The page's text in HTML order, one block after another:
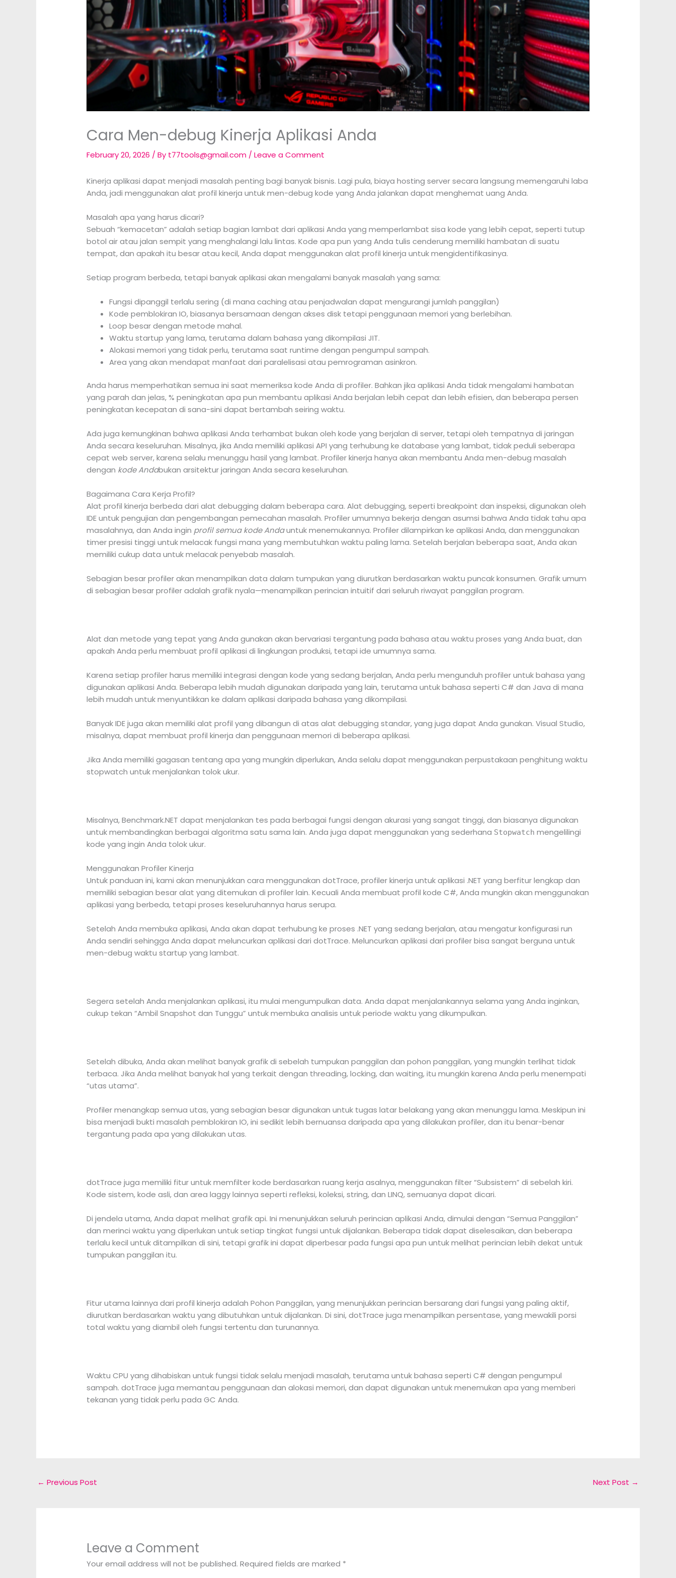
Cara Men-debug Kinerja Aplikasi Anda
February 20, 2026 / By t77tools@gmail.com /Leave a Comment
Kinerja aplikasi dapat menjadi masalah penting bagi banyak bisnis. Lagi pula, biaya hosting server secara langsung memengaruhi laba
Anda, jadi menggunakan alat profil kinerja untuk men-debug kode yang Anda jalankan dapat menghemat uang Anda.
Masalah apa yang harus dicari?
Sebuah “kemacetan” adalah setiap bagian lambat dari aplikasi Anda yang memperlambat sisa kode yang lebih cepat, seperti tutup
botol air atau jalan sempit yang menghalangi lalu lintas. Kode apa pun yang Anda tulis cenderung memiliki hambatan di suatu
tempat, dan apakah itu besar atau kecil, Anda dapat menggunakan alat profil kinerja untuk mengidentifikasinya.
Setiap program berbeda, tetapi banyak aplikasi akan mengalami banyak masalah yang sama:
Fungsi dipanggil terlalu sering (di mana caching atau penjadwalan dapat mengurangi jumlah panggilan)
Kode pemblokiran IO, biasanya bersamaan dengan akses disk tetapi penggunaan memori yang berlebihan.
Loop besar dengan metode mahal.
Waktu startup yang lama, terutama dalam bahasa yang dikompilasi JIT.
Alokasi memori yang tidak perlu, terutama saat runtime dengan pengumpul sampah.
Area yang akan mendapat manfaat dari paralelisasi atau pemrograman asinkron.
Anda harus memperhatikan semua ini saat memeriksa kode Anda di profiler. Bahkan jika aplikasi Anda tidak mengalami hambatan
yang parah dan jelas, % peningkatan apa pun membantu aplikasi Anda berjalan lebih cepat dan lebih efisien, dan beberapa persen
peningkatan kecepatan di sana-sini dapat bertambah seiring waktu.
Ada juga kemungkinan bahwa aplikasi Anda terhambat bukan oleh kode yang berjalan di server, tetapi oleh tempatnya di jaringan
Anda secara keseluruhan. Misalnya, jika Anda memiliki aplikasi API yang terhubung ke database yang lambat, tidak peduli seberapa
cepat web server, karena selalu menunggu hasil yang lambat. Profiler kinerja hanya akan membantu Anda men-debug masalah
dengan kode Andabukan arsitektur jaringan Anda secara keseluruhan.
Bagaimana Cara Kerja Profil?
Alat profil kinerja berbeda dari alat debugging dalam beberapa cara. Alat debugging, seperti breakpoint dan inspeksi, digunakan oleh
IDE untuk pengujian dan pengembangan pemecahan masalah. Profiler umumnya bekerja dengan asumsi bahwa Anda tidak tahu apa
masalahnya, dan Anda ingin profil semua kode Andauntuk menemukannya. Profiler dilampirkan ke aplikasi Anda, dan menggunakan
timer presisi tinggi untuk melacak fungsi mana yang membutuhkan waktu paling lama. Setelah berjalan beberapa saat, Anda akan
memiliki cukup data untuk melacak penyebab masalah.
Sebagian besar profiler akan menampilkan data dalam tumpukan yang diurutkan berdasarkan waktu puncak konsumen. Grafik umum
di sebagian besar profiler adalah grafik nyala—menampilkan perincian intuitif dari seluruh riwayat panggilan program.
Alat dan metode yang tepat yang Anda gunakan akan bervariasi tergantung pada bahasa atau waktu proses yang Anda buat, dan
apakah Anda perlu membuat profil aplikasi di lingkungan produksi, tetapi ide umumnya sama.
Karena setiap profiler harus memiliki integrasi dengan kode yang sedang berjalan, Anda perlu mengunduh profiler untuk bahasa yang
digunakan aplikasi Anda. Beberapa lebih mudah digunakan daripada yang lain, terutama untuk bahasa seperti C# dan Java di mana
lebih mudah untuk menyuntikkan ke dalam aplikasi daripada bahasa yang dikompilasi.
Banyak IDE juga akan memiliki alat profil yang dibangun di atas alat debugging standar, yang juga dapat Anda gunakan. Visual Studio,
misalnya, dapat membuat profil kinerja dan penggunaan memori di beberapa aplikasi.
Jika Anda memiliki gagasan tentang apa yang mungkin diperlukan, Anda selalu dapat menggunakan perpustakaan penghitung waktu
stopwatch untuk menjalankan tolok ukur.
Misalnya, Benchmark.NET dapat menjalankan tes pada berbagai fungsi dengan akurasi yang sangat tinggi, dan biasanya digunakan
untuk membandingkan berbagai algoritma satu sama lain. Anda juga dapat menggunakan yang sederhana Stopwatch mengelilingi
kode yang ingin Anda tolok ukur.
Menggunakan Profiler Kinerja
Untuk panduan ini, kami akan menunjukkan cara menggunakan dotTrace, profiler kinerja untuk aplikasi .NET yang berfitur lengkap dan
memiliki sebagian besar alat yang ditemukan di profiler lain. Kecuali Anda membuat profil kode C#, Anda mungkin akan menggunakan
aplikasi yang berbeda, tetapi proses keseluruhannya harus serupa.
Setelah Anda membuka aplikasi, Anda akan dapat terhubung ke proses .NET yang sedang berjalan, atau mengatur konfigurasi run
Anda sendiri sehingga Anda dapat meluncurkan aplikasi dari dotTrace. Meluncurkan aplikasi dari profiler bisa sangat berguna untuk
men-debug waktu startup yang lambat.
Segera setelah Anda menjalankan aplikasi, itu mulai mengumpulkan data. Anda dapat menjalankannya selama yang Anda inginkan,
cukup tekan “Ambil Snapshot dan Tunggu” untuk membuka analisis untuk periode waktu yang dikumpulkan.
Setelah dibuka, Anda akan melihat banyak grafik di sebelah tumpukan panggilan dan pohon panggilan, yang mungkin terlihat tidak
terbaca. Jika Anda melihat banyak hal yang terkait dengan threading, locking, dan waiting, itu mungkin karena Anda perlu menempati
“utas utama”.
Profiler menangkap semua utas, yang sebagian besar digunakan untuk tugas latar belakang yang akan menunggu lama. Meskipun ini
bisa menjadi bukti masalah pemblokiran IO, ini sedikit lebih bernuansa daripada apa yang dilakukan profiler, dan itu benar-benar
tergantung pada apa yang dilakukan utas.
dotTrace juga memiliki fitur untuk memfilter kode berdasarkan ruang kerja asalnya, menggunakan filter “Subsistem” di sebelah kiri.
Kode sistem, kode asli, dan area laggy lainnya seperti refleksi, koleksi, string, dan LINQ, semuanya dapat dicari.
Di jendela utama, Anda dapat melihat grafik api. Ini menunjukkan seluruh perincian aplikasi Anda, dimulai dengan “Semua Panggilan”
dan merinci waktu yang diperlukan untuk setiap tingkat fungsi untuk dijalankan. Beberapa tidak dapat diselesaikan, dan beberapa
terlalu kecil untuk ditampilkan di sini, tetapi grafik ini dapat diperbesar pada fungsi apa pun untuk melihat perincian lebih dekat untuk
tumpukan panggilan itu.
Fitur utama lainnya dari profil kinerja adalah Pohon Panggilan, yang menunjukkan perincian bersarang dari fungsi yang paling aktif,
diurutkan berdasarkan waktu yang dibutuhkan untuk dijalankan. Di sini, dotTrace juga menampilkan persentase, yang mewakili porsi
total waktu yang diambil oleh fungsi tertentu dan turunannya.
Waktu CPU yang dihabiskan untuk fungsi tidak selalu menjadi masalah, terutama untuk bahasa seperti C# dengan pengumpul
sampah. dotTrace juga memantau penggunaan dan alokasi memori, dan dapat digunakan untuk menemukan apa yang memberi
tekanan yang tidak perlu pada GC Anda.
← Previous Post Next Post →
Leave a Comment
Your email address will not be published. Required fields are marked *